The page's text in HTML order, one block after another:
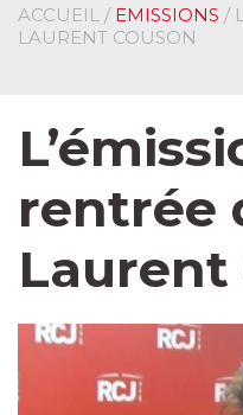
ACCUEIL / EMISSIONS /
LAURENT COUSON
rentrée
Laurent